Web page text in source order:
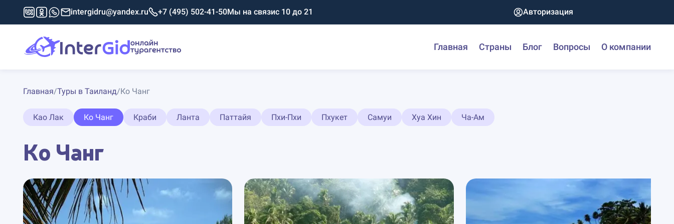
intergidru@yandex.ru +7 (495) 502-41-50Мы на связис 10 до 21 Авторизация
Главная Страны Блог Вопросы О компании
Главная/Туры в Таиланд/Ко Чанг
Као Лак Ко Чанг Краби Ланта Паттайя Пхи-Пхи Пхукет Самуи Хуа Хин Ча-Ам
Ко Чанг